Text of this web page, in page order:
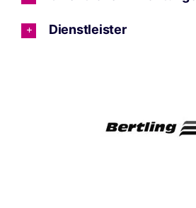
Dienstleister